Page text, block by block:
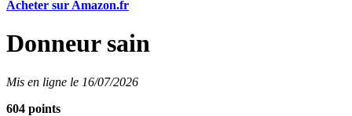
Acheter sur Amazon.fr
Donneur sain
Mis en ligne le 16/07/2026
604 points